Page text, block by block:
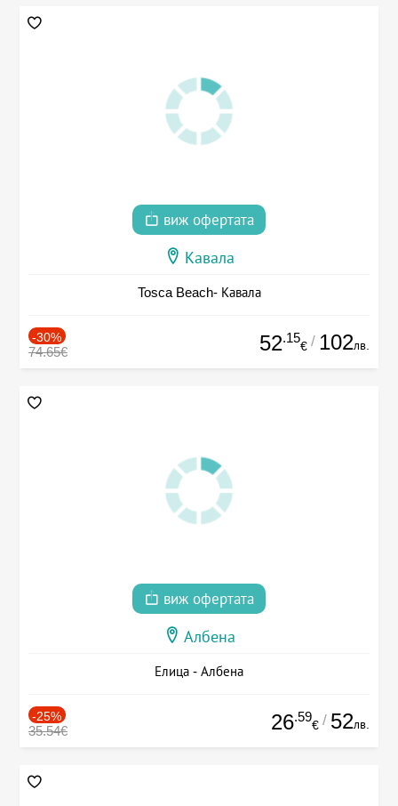
виж офертата
Кавала
Tosca Beach- Кавала
-30%
74.65€ 52.15
€ / 102лв.
виж офертата
Албена
Елица - Албена
-25%
35.54€ 26.59
€ / 52лв.